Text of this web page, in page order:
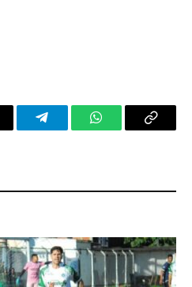
TelegramWhatsAppCopy